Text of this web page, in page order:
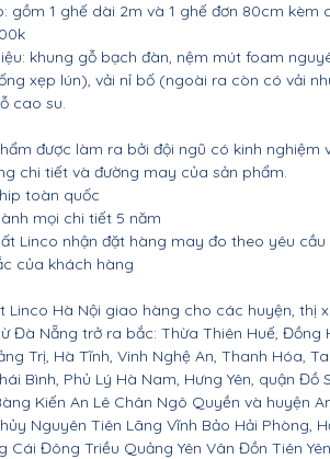
gồm 1 ghế dài 2m và 1 ghế đơn 80cm kèm
khung gỗ bạch đàn, nệm mút foam
xẹp lún), vải nỉ bố (ngoài ra còn có vải
cao su.
được làm ra bởi đội ngũ có kinh nghiệm
chi tiết và đường may của sản phẩm.
toàn quốc
mọi chi tiết 5 năm
Linco nhận đặt hàng may đo theo yêu
của khách hàng
Linco Hà Nội giao hàng cho các huyện, thị
Đà Nẵng trở ra bắc: Thừa Thiên Huế, Đồng
Trị, Hà Tĩnh, Vinh Nghệ An, Thanh Hóa,
Bình, Phủ Lý Hà Nam, Hưng Yên, quận Đồ
Kiến An Lê Chân Ngô Quyền và huyện
Nguyên Tiên Lãng Vĩnh Bảo Hải Phòng,
Cái Đông Triều Quảng Yên Vân Đồn Tiên